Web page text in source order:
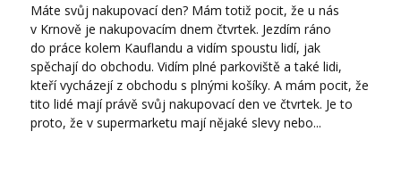
Máte svůj nakupovací den? Mám totiž pocit, že u nás
v Krnově je nakupovacím dnem čtvrtek. Jezdím ráno
do práce kolem Kauflandu a vidím spoustu lidí, jak
spěchají do obchodu. Vidím plné parkoviště a také lidi,
kteří vycházejí z obchodu s plnými košíky. A mám pocit, že
tito lidé mají právě svůj nakupovací den ve čtvrtek. Je to
proto, že v supermarketu mají nějaké slevy nebo...